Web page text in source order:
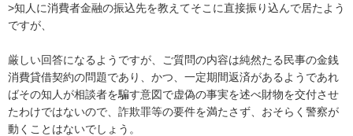
>知人に消費者金融の振込先を教えてそこに直接振り込んで居たよう
ですが、
厳しい回答になるようですが、ご質問の内容は純然たる民事の金銭
消費貸借契約の問題であり、かつ、一定期間返済があるようであれ
ばその知人が相談者を騙す意図で虚偽の事実を述べ財物を交付させ
たわけではないので、詐欺罪等の要件を満たさず、おそらく警察が
動くことはないでしょう。